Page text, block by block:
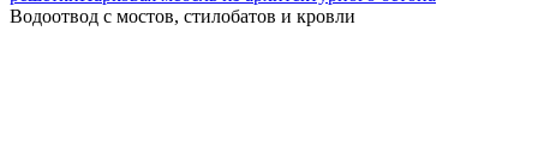
Водоотвод с мостов, стилобатов и кровли